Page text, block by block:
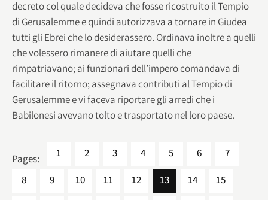
decreto col quale decideva che fosse ricostruito il Tempio
di Gerusalemme e quindi autorizzava a tornare in Giudea
tutti gli Ebrei che lo desiderassero. Ordinava inoltre a quelli
che volessero rimanere di aiutare quelli che
rimpatriavano; ai funzionari dell’impero comandava di
facilitare il ritorno; assegnava contributi al Tempio di
Gerusalemme e vi faceva riportare gli arredi che i
Babilonesi avevano tolto e trasportato nel loro paese.
Pages: 1 2 3 4 5 6 7
8 9 10 11 12 13 14 15